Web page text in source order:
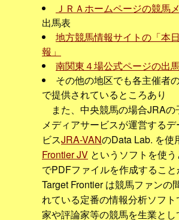
ＪＲＡホームページの競馬
出馬表
地方競馬情報サイトの「本
報」
南関東４場公式ページの出
その他の地区でも各主催者
で提供されているところあり
また、中央競馬の場合JRAの
メディアサービスが運営する
ビスJRA-VANのData Lab. を使
Frontier JV というソフトを使
でPDFファイルを作成すること
Target Frontier は競馬ファンの
れている定番の情報分析ソフ
家や評論家等の競馬を生業と